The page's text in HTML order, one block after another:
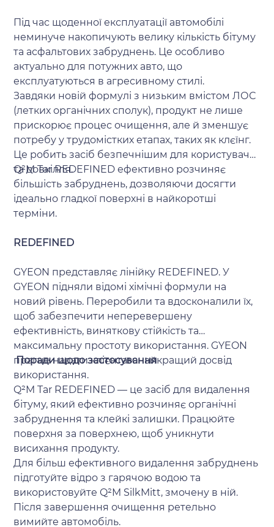
Під час щоденної експлуатації автомобілі
неминуче накопичують велику кількість бітуму
та асфальтових забруднень. Це особливо
актуально для потужних авто, що
експлуатуються в агресивному стилі.
Завдяки новій формулі з низьким вмістом ЛОС
(летких органічних сполук), продукт не лише
прискорює процес очищення, але й зменшує
потребу у трудомістких етапах, таких як клєїнг.
Це робить засіб безпечнішим для користувача
та довкілля.
Q²M Tar REDEFINED ефективно розчиняє
більшість забруднень, дозволяючи досягти
ідеально гладкої поверхні в найкоротші
терміни.
REDEFINED
GYEON представляє лінійку REDEFINED. У
GYEON підняли відомі хімічні формули на
новий рівень. Переробили та вдосконалили їх,
щоб забезпечити неперевершену
ефективність, виняткову стійкість та
максимальну простоту використання. GYEON
прагне надати клієнтам найкращий досвід
використання.
Поради щодо застосування
Q²M Tar REDEFINED — це засіб для видалення
бітуму, який ефективно розчиняє органічні
забруднення та клейкі залишки. Працюйте
поверхня за поверхнею, щоб уникнути
висихання продукту.
Для більш ефективного видалення забруднень
підготуйте відро з гарячою водою та
використовуйте Q²M SilkMitt, змочену в ній.
Після завершення очищення ретельно
вимийте автомобіль.